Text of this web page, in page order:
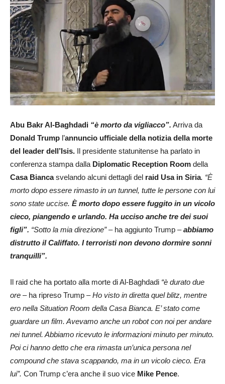
Abu Bakr Al-Baghdadi “è morto da vigliacco”. Arriva da
Donald Trump l’annuncio ufficiale della notizia della morte
del leader dell’Isis. Il presidente statunitense ha parlato in
conferenza stampa dalla Diplomatic Reception Room della
Casa Biancasvelando alcuni dettagli del raid Usa in Siria. “È
morto dopo essere rimasto in un tunnel, tutte le persone con lui
sono state uccise. È morto dopo essere fuggito in un vicolo
cieco, piangendo e urlando. Ha ucciso anche tre dei suoi
figli”. “Sotto la mia direzione”– ha aggiunto Trump –abbiamo
distrutto il Califfato. I terroristi non devono dormire sonni
tranquilli”.
Il raid che ha portato alla morte di Al-Baghdadi “è durato due
ore – ha ripreso Trump –Ho visto in diretta quel blitz, mentre
ero nella Situation Room della Casa Bianca. E’ stato come
guardare un film. Avevamo anche un robot con noi per andare
nei tunnel. Abbiamo ricevuto le informazioni minuto per minuto.
Poi ci hanno detto che era rimasta un’unica persona nel
compound che stava scappando, ma in un vicolo cieco. Era
lui”. Con Trump c’era anche il suo vice Mike Pence.